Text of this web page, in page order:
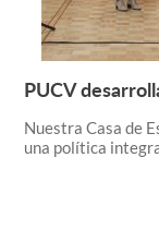
Postgrado
Formación
Estudiantes
PUCV
Nuestra Casa de
una política